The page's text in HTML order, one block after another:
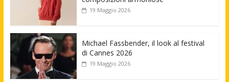
19 Maggio 2026
Michael Fassbender, il look al festival
di Cannes 2026
19 Maggio 2026